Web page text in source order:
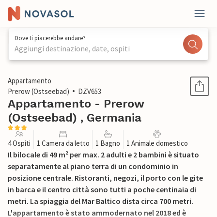
Dove ti piacerebbe andare?
Aggiungi destinazione, date, ospiti
1 / 16
Appartamento
Prerow (Ostseebad)
DZV653
Appartamento - Prerow
(Ostseebad) , Germania
4 Ospiti 1 Camera da letto 1 Bagno 1 Animale domestico
Il bilocale di 49 m² per max. 2 adulti e 2 bambini è situato
separatamente al piano terra di un condominio in
posizione centrale. Ristoranti, negozi, il porto con le gite
in barca e il centro città sono tutti a poche centinaia di
metri. La spiaggia del Mar Baltico dista circa 700 metri.
L'appartamento è stato ammodernato nel 2018 ed è